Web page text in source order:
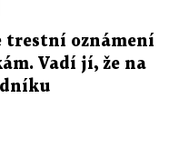
trestní oznámení
Vadí jí, že na